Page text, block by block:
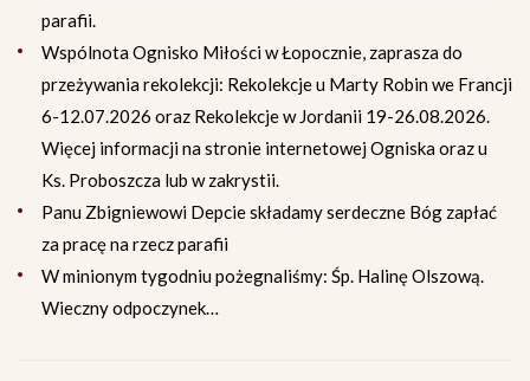
parafii.
Wspólnota Ognisko Miłości w Łopocznie, zaprasza do
przeżywania rekolekcji: Rekolekcje u Marty Robin we Francji
6-12.07.2026 oraz Rekolekcje w Jordanii 19-26.08.2026.
Więcej informacji na stronie internetowej Ogniska oraz u
Ks. Proboszcza lub w zakrystii.
Panu Zbigniewowi Depcie składamy serdeczne Bóg zapłać
za pracę na rzecz parafii
W minionym tygodniu pożegnaliśmy: Śp. Halinę Olszową.
Wieczny odpoczynek…